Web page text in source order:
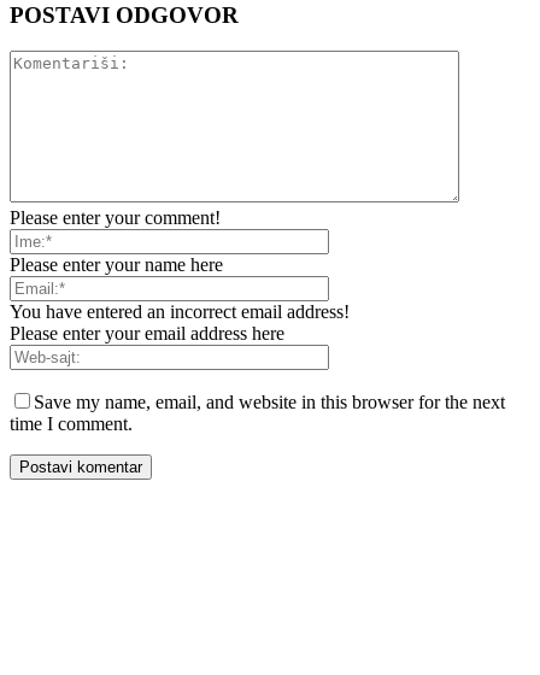
POSTAVI ODGOVOR
Please enter your comment!
Please enter your name here
You have entered an incorrect email address!
Please enter your email address here
Save my name, email, and website in this browser for the next
time I comment.